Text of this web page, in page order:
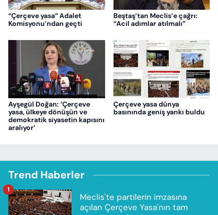
“Çerçeve yasa” Adalet
Komisyonu’ndan geçti
Beştaş’tan Meclis’e çağrı:
“Acil adımlar atılmalı”
Ayşegül Doğan: ‘Çerçeve
yasa, ülkeye dönüşün ve
demokratik siyasetin kapısını
aralıyor’
Çerçeve yasa dünya
basınında geniş yankı buldu
Trend Haberler
Meclis'te partilerin imzasına
açılan Çerçeve Yasa'nın tam
1